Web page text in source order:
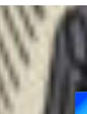
営委員会／協力